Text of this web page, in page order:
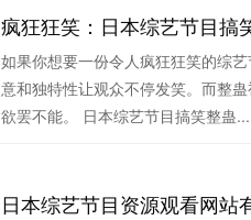
疯狂狂笑：日本综艺节目搞
如果你想要一份令人疯狂狂笑的综
意和独特性让观众不停发笑。而整
欲罢不能。 日本综艺节目搞笑整蛊...
日本综艺节目资源观看网站